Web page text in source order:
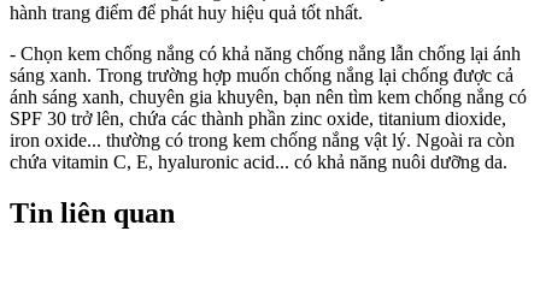
hành trang điểm để phát huy hiệu quả tốt nhất.
- Chọn kem chống nắng có khả năng chống nắng lẫn chống lại ánh
sáng xanh. Trong trường hợp muốn chống nắng lại chống được cả
ánh sáng xanh, chuyên gia khuyên, bạn nên tìm kem chống nắng có
SPF 30 trở lên, chứa các thành phần zinc oxide, titanium dioxide,
iron oxide... thường có trong kem chống nắng vật lý. Ngoài ra còn
chứa vitamin C, E, hyaluronic acid... có khả năng nuôi dưỡng da.
Tin liên quan